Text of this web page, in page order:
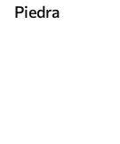
Piedra